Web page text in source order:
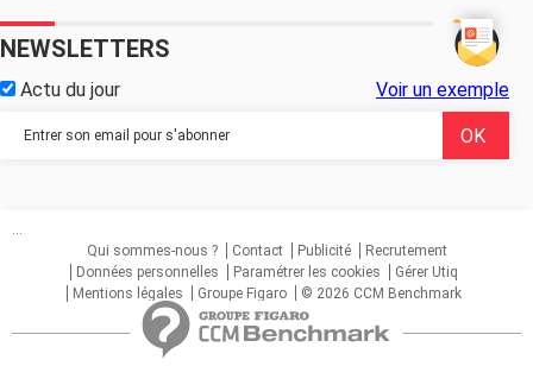
NEWSLETTERS
Actu du jour Voir un exemple
...
Qui sommes-nous ?
Contact Publicité
Recrutement
Données personnelles
Paramétrer les cookies
Gérer Utiq
Mentions légales
Groupe Figaro © 2026 CCM Benchmark